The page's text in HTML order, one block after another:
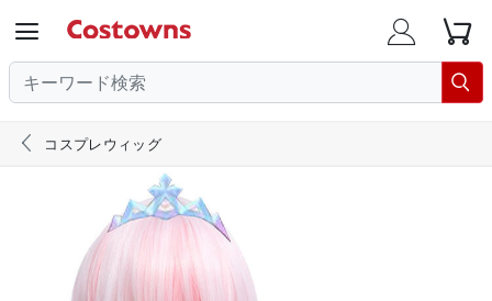
  

 コスプレウィッグ